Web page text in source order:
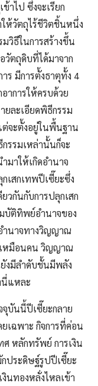
าไป ซึ่งจะเรียก
ห้วัตถุไร้ชีวิตชิ้นหนึ่ง
วิธีในการสร้างขึ้น
วัตถุดิบที่ได้มาจาก
ร มีการตั้งธาตุทั้ง 4
าการให้ครบด้วย
ยละเอียดพิธีกรรม
ต่จะตั้งอยู่ในพื้นฐาน
รรมเหล่านั้นก็จะ
มาให้เกิดอำนาจ
เสกเทพปีเซี๊ยะซึ่ง
วกันกับการปลุกเสก
บัติทิพย์อำนาจของ
นาจทางวิญญาณ
หมือนคน วิญญาณ
งมีลำดับชั้นมีพลัง
แหละ
บันนี้ปีเซี๊ยะกลาย
เฉพาะ กิจการที่ค่อน
ศ หลักทรัพย์ การเงิน
ประดิษฐ์รูปปีเซี๊ยะ
นทองหลั่งไหลเข้า